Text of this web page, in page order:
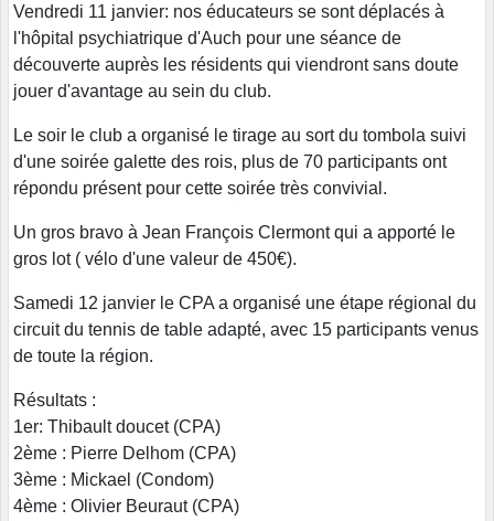
Vendredi 11 janvier: nos éducateurs se sont déplacés à
l'hôpital psychiatrique d'Auch pour une séance de
découverte auprès les résidents qui viendront sans doute
jouer d'avantage au sein du club.
Le soir le club a organisé le tirage au sort du tombola suivi
d'une soirée galette des rois, plus de 70 participants ont
répondu présent pour cette soirée très convivial.
Un gros bravo à Jean François Clermont qui a apporté le
gros lot ( vélo d'une valeur de 450€).
Samedi 12 janvier le CPA a organisé une étape régional du
circuit du tennis de table adapté, avec 15 participants venus
de toute la région.
Résultats :
1er: Thibault doucet (CPA)
2ème : Pierre Delhom (CPA)
3ème : Mickael (Condom)
4ème : Olivier Beuraut (CPA)